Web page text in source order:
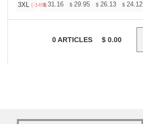
3XL (-14%)
$31.16 $ 29.95 $ 26.13 $ 24.12
0ARTICLES $ 0.00